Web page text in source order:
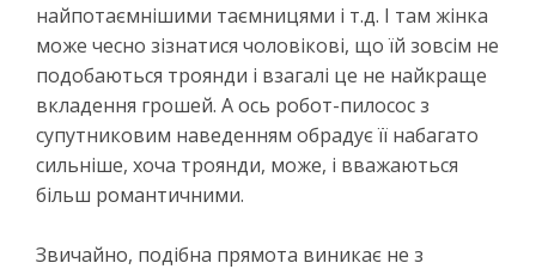
найпотаємнішими таємницями і т.д. І там жінка
може чесно зізнатися чоловікові, що їй зовсім не
подобаються троянди і взагалі це не найкраще
вкладення грошей. А ось робот-пилосос з
супутниковим наведенням обрадує її набагато
сильніше, хоча троянди, може, і вважаються
більш романтичними.
Звичайно, подібна прямота виникає не з